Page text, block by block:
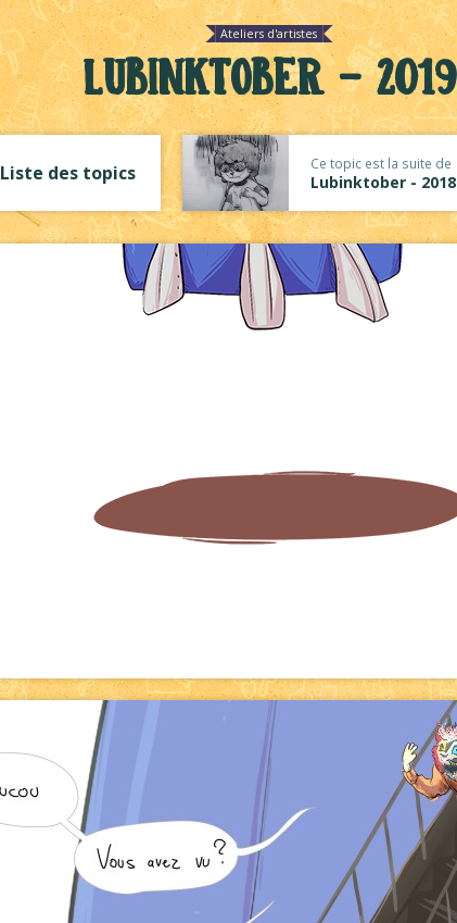
Ateliers d'artistes
Lubinktober - 2019
Liste des topics Ce topic est la suite de
Lubinktober - 2018